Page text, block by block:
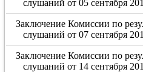
слушаний от 05 сентября
Заключение Комиссии по
слушаний от 07 сентября
Заключение Комиссии по
слушаний от 14 сентября